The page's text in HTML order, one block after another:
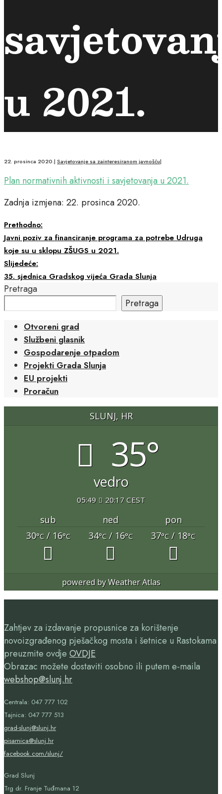
u 2021.
22. prosinca 2020.| Savjetovanje sa zainteresiranom javnošću|
Plan normativnih aktivnosti i savjetovanja u 2021.
Zadnja izmjena: 22. prosinca 2020.
Prethodno:
Javni poziv za financiranje programa za potrebe Udruga
koje su u sklopu ZŠUGS u 2021.
Slijedeće:
35. sjednica Gradskog vijeća Grada Slunja
Pretraga
Pretraga
Otvoreni grad
Službeni glasnik
Gospodarenje otpadom
Projekti Grada Slunja
EU projekti
Proračun
SLUNJ, HR
35°
vedro
05:49 20:17 CEST
sub ned
pon
30°C/ 16°C 34°C/ 16°C 37°C/ 18°C
powered byWeather Atlas
Zahtjev za izdavanje propusnice za korištenje
novoizgrađenog pješačkog mosta i šetnice u Rastokama
preuzmite ovdje OVDJE
Obrazac možete dostaviti osobno ili putem e-maila
webshop@slunj.hr
Centrala: 047 777 102
Tajnica: 047 777 513
grad-slunj@slunj.hr
pisarnica@slunj.hr
facebook.com/slunj/
Grad Slunj
Trg dr. Franje Tuđmana 12